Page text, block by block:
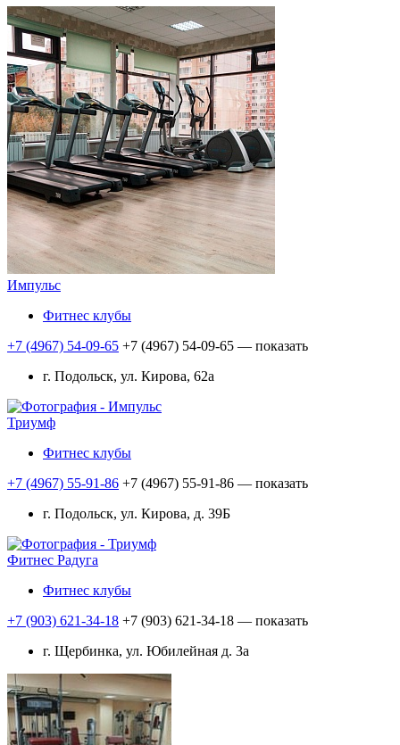
Импульс
Фитнес клубы
+7 (4967) 54-09-65 +7 (4967) 54-09-65 — показать
г. Подольск, ул. Кирова, 62а
Триумф
Фитнес клубы
+7 (4967) 55-91-86 +7 (4967) 55-91-86 — показать
г. Подольск, ул. Кирова, д. 39Б
Фитнес Радуга
Фитнес клубы
+7 (903) 621-34-18 +7 (903) 621-34-18 — показать
г. Щербинка, ул. Юбилейная д. 3а